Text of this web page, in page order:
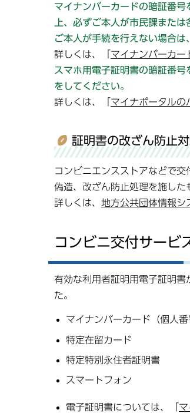
マイナンバーカードの暗証番
上、必ずご本人が市民課また
ご本人が手続を行えない場合は
詳しくは、「 マイナンバーカー
スマホ用電子証明書の暗証番
をしてください。
詳しくは、「 マイナポータルの
証明書の改ざん防止
コンビニエンスストアなどで
偽造、改ざん防止処理を施した
詳しくは、 地方公共団体情報シ
コンビニ交付サービ
有効な利用者証明用電子証明
た。
マイナンバーカード（個人番
特定在留カード
特定特別永住者証明書
スマートフォン
電子証明書については、「